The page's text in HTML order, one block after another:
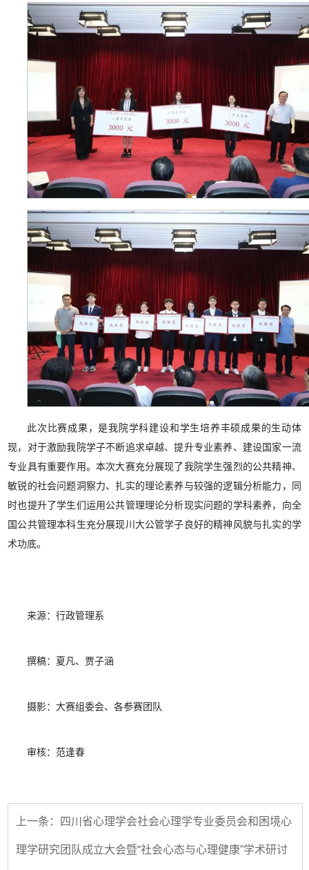
此次比赛成果，是我院学科建设和学生培养丰硕成果的生动体
现，对于激励我院学子不断追求卓越、提升专业素养、建设国家一流
专业具有重要作用。本次大赛充分展现了我院学生强烈的公共精神、
敏锐的社会问题洞察力、扎实的理论素养与较强的逻辑分析能力，同
时也提升了学生们运用公共管理理论分析现实问题的学科素养，向全
国公共管理本科生充分展现川大公管学子良好的精神风貌与扎实的学
术功底。
来源：行政管理系
撰稿：夏凡、贾子涵
摄影：大赛组委会、各参赛团队
审核：范逢春
上一条：四川省心理学会社会心理学专业委员会和困境心
理学研究团队成立大会暨“社会心态与心理健康”学术研讨